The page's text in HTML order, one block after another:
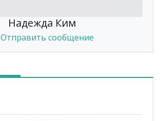
Надежда Ким
Отправить сообщение